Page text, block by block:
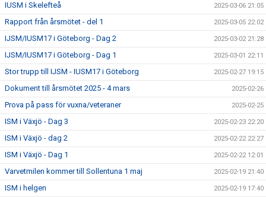
IUSM i Skelefteå 2025-03-06 21:05
Rapport från årsmötet - del 1 2025-03-05 22:02
IJSM/IUSM17 i Göteborg - Dag 2 2025-03-02 21:28
IJSM/IUSM17 i Göteborg - Dag 1 2025-03-01 22:11
Stor trupp till IJSM - IUSM17 i Göteborg 2025-02-27 19:15
Dokument till årsmötet 2025 - 4 mars 2025-02-26
Prova på pass för vuxna/veteraner 2025-02-25
ISM i Växjö - Dag 3 2025-02-23 22:20
ISM i Växjö - dag 2 2025-02-22 22:27
ISM i Växjö - Dag 1 2025-02-22 12:01
Varvetmilen kommer till Sollentuna 1 maj 2025-02-19 21:40
ISM i helgen 2025-02-19 17:40